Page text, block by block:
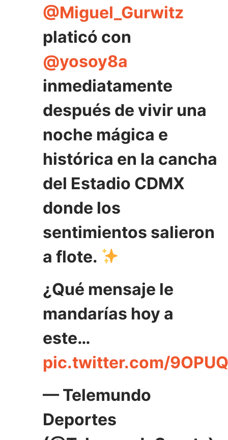
@Miguel_Gurwitz
platicó con
@yosoy8a
inmediatamente
después de vivir una
noche mágica e
histórica en la cancha
del Estadio CDMX
donde los
sentimientos salieron
a flote.
¿Qué mensaje le
mandarías hoy a
este…
pic.twitter.com/
— Telemundo
Deportes